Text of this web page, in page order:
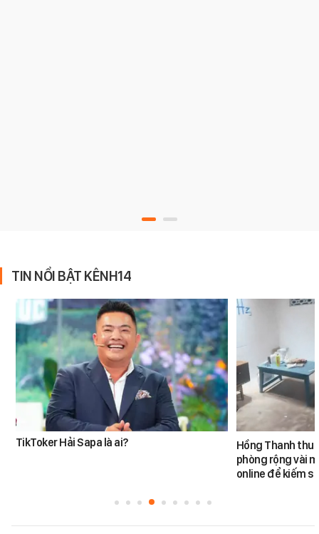
TIN NỔI BẬT KÊNH14
TikToker Hải Sapa là ai?
Hồng Thanh
phòng rộng vài
online để kiếm